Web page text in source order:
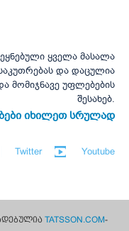
ყველა მასალა
და დაცულია
მომიჯნავე უფლებების
შესახებ.
იხილეთ სრულად
Twitter Youtube
TATSSON.COM-